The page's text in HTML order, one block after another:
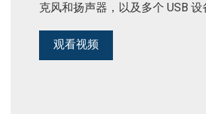
克风和扬声器，以及多个 USB 设
观看视频